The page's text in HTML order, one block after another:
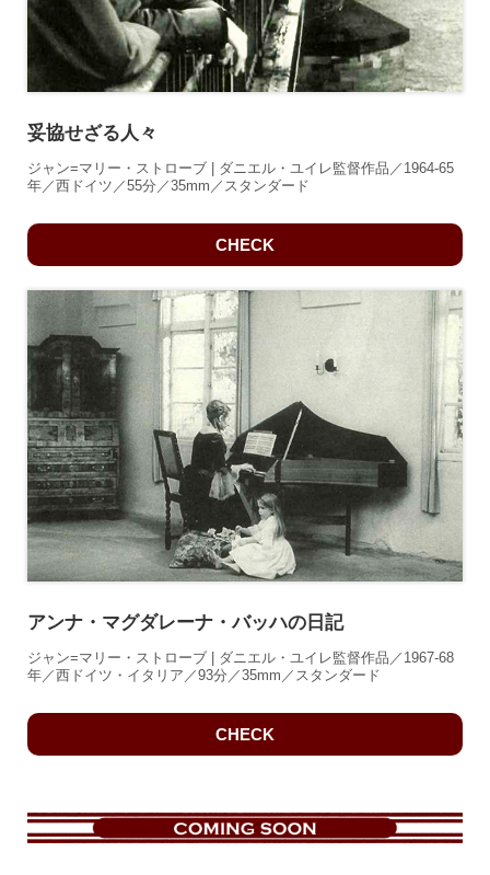
妥協せざる人々
ジャン=マリー・ストローブ | ダニエル・ユイレ監督作品／1964-65
年／西ドイツ／55分／35mm／スタンダード
CHECK
アンナ・マグダレーナ・バッハの日記
ジャン=マリー・ストローブ | ダニエル・ユイレ監督作品／1967-68
年／西ドイツ・イタリア／93分／35mm／スタンダード
CHECK